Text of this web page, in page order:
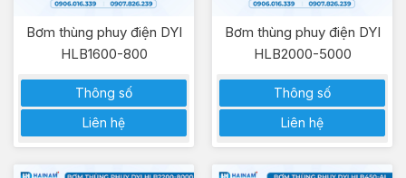
Bơm thùng phuy điện DYI
HLB1600-800
Thông số
Liên hệ
Bơm thùng phuy điện DYI
HLB2000-5000
Thông số
Liên hệ